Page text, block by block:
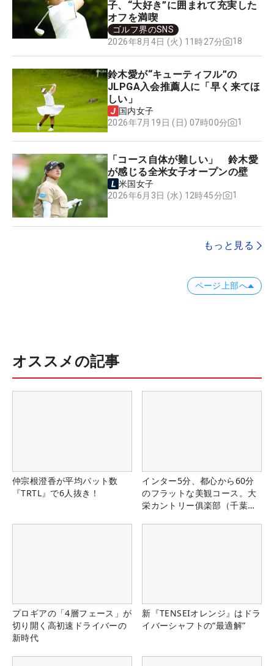
子、“大好き”に囲まれて充実した
オフを満喫
ゴルフ界のSNS
2026年8月4日 (火) 11時27分
18
鈴木愛が“キューティフル”の
JLPGA入会推薦人に「早く来てほ
しい」
国内女子
2026年7月19日 (日) 07時00分
1
「コース自体が難しい」 鈴木愛
が感じる全米女子オープンの壁
米国女子
2026年6月3日 (水) 12時45分
1
もっと見る
ページ上部へ
オススメの記事
仲宗根澄香が平均パット数
『TRTL』で6人抜き！
インター5分、都心から60分
のフラットな美観コース。大
栄カントリー俱楽部（千葉
プロギアの「4層フェース」が
切り開く高初速ドライバーの
新時代
新『TENSEIオレンジ』はドラ
イバーシャフトの“最適解”